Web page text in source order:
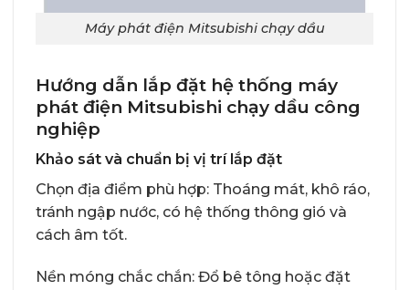
Máy phát điện Mitsubishi chạy dầu
Hướng dẫn lắp đặt hệ thống máy
phát điện Mitsubishi chạy dầu công
nghiệp
Khảo sát và chuẩn bị vị trí lắp đặt
Chọn địa điểm phù hợp: Thoáng mát, khô ráo,
tránh ngập nước, có hệ thống thông gió và
cách âm tốt.
Nền móng chắc chắn: Đổ bê tông hoặc đặt